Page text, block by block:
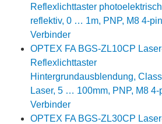
Reflexlichttaster
reflektiv, 0 … 1m, PNP, M8 4-pin
Verbinder
OPTEX FA BGS-ZL10CP
Reflexlichttaster
Hintergrundausblendung,
Laser, 5 … 100mm, PNP, M8 4-
Verbinder
OPTEX FA BGS-ZL30CP